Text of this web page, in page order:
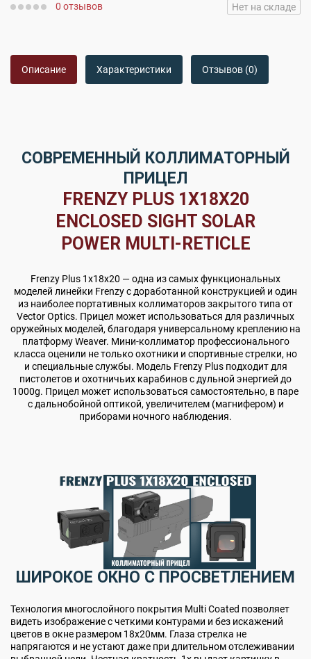
0 отзывов Нет на складе
Описание Характеристики Отзывов (0)
СОВРЕМЕННЫЙ КОЛЛИМАТОРНЫЙ
ПРИЦЕЛ
FRENZY PLUS 1X18X20
ENCLOSED SIGHT SOLAR
POWER MULTI-RETICLE
Frenzy Plus 1x18x20 — одна из самых функциональных
моделей линейки Frenzy с доработанной конструкцией и один
из наиболее портативных коллиматоров закрытого типа от
Vector Optics. Прицел может использоваться для различных
оружейных моделей, благодаря универсальному креплению на
платформу Weaver. Мини-коллиматор профессионального
класса оценили не только охотники и спортивные стрелки, но
и специальные службы. Модель Frenzy Plus подходит для
пистолетов и охотничьих карабинов с дульной энергией до
1000g. Прицел может использоваться самостоятельно, в паре
с дальнобойной оптикой, увеличителем (магнифером) и
приборами ночного наблюдения.
ШИРОКОЕ ОКНО С ПРОСВЕТЛЕНИЕМ
Технология многослойного покрытия Multi Coated позволяет
видеть изображение с четкими контурами и без искажений
цветов в окне размером 18х20мм. Глаза стрелка не
напрягаются и не устают даже при длительном отслеживании